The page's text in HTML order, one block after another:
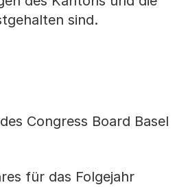
sind.
Congress Board Basel
für das Folgejahr